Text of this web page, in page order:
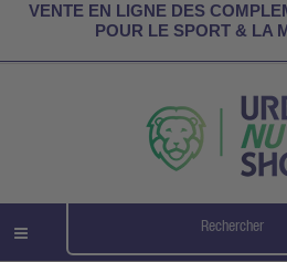
VENTE EN LIGNE DES
POUR LE SPORT & LA